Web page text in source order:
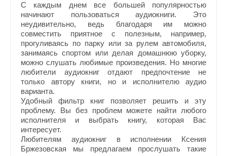
С каждым днем все большей популярностью
начинают пользоваться аудиокниги. Это
неудивительно, ведь благодаря им можно
совместить приятное с полезным, например,
прогуливаясь по парку или за рулем автомобиля,
занимаясь спортом или делая домашнюю уборку,
можно слушать любимые произведения. Но многие
любители аудиокниг отдают предпочтение не
только автору книги, но и исполнителю аудио
варианта.
Удобный фильтр книг позволяет решить и эту
проблему. Вы без проблем можете найти любого
исполнителя и выбрать книгу, которая Вас
интересует.
Любителям аудиокниг в исполнении Ксения
Бржезовская мы предлагаем прослушать такие